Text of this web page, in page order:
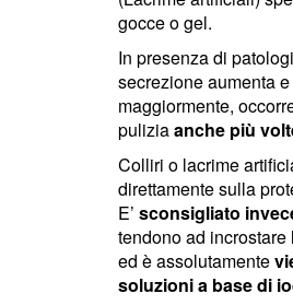
gocce o gel.
In presenza di
secrezione aumenta
maggiormente,
puliziaanche più
Colliri o lacrime
direttamente sulla
E’ sconsigliato
tendono ad
ed è assolutamente
soluzioni a base di